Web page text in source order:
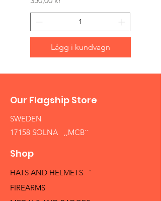
Lägg i kundvagn
Our Flagship Store
SWEDEN
17158 SOLNA ,,MCB´´
Shop
HATS AND HELMETS '
FIREARMS